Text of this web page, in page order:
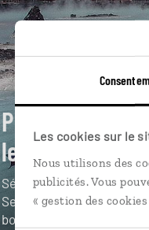
Les cookies sur le
Nous utilisons des
publicités. Vous
« gestion des cookies
Pause douceur
les elfes
Séjour en Islande en
Secret Lagoon et aurores
boréales.